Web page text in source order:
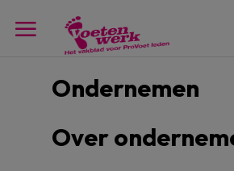
Ondernemen
Over